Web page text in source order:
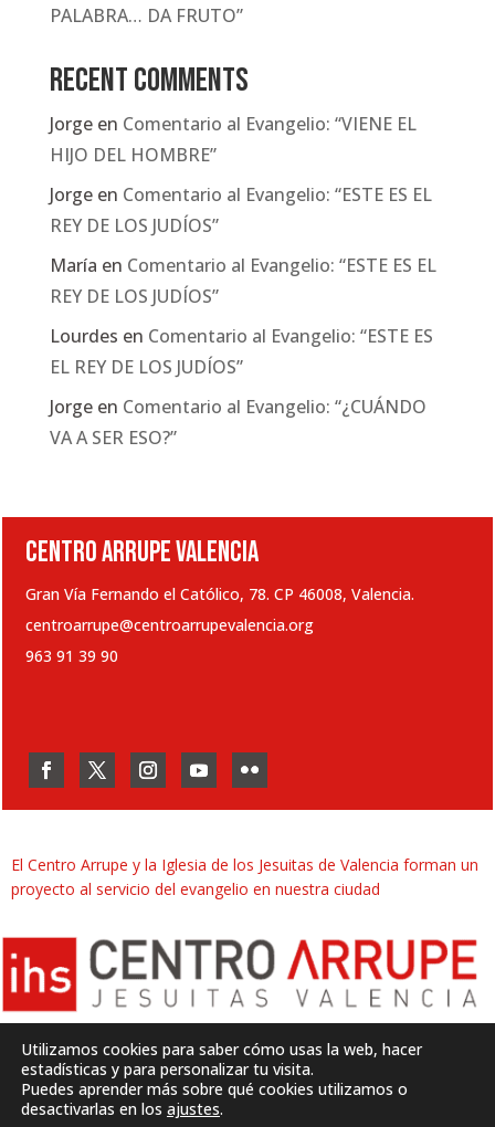
PALABRA… DA FRUTO”
Recent Comments
Jorgeen Comentario al Evangelio: “VIENE EL
HIJO DEL HOMBRE”
Jorgeen Comentario al Evangelio: “ESTE ES EL
REY DE LOS JUDÍOS”
María en Comentario al Evangelio: “ESTE ES EL
REY DE LOS JUDÍOS”
Lourdes en Comentario al Evangelio: “ESTE ES
EL REY DE LOS JUDÍOS”
Jorgeen Comentario al Evangelio: “¿CUÁNDO
VA A SER ESO?”
CENTRO ARRUPE VALENCIA
Gran Vía Fernando el Católico, 78. CP 46008, Valencia.
centroarrupe@centroarrupevalencia.org
963 91 39 90
El Centro Arrupe y la Iglesia de los Jesuitas de Valencia forman un
proyecto al servicio del evangelio en nuestra ciudad
Desarrollado porSJDigital
Utilizamos cookies para saber cómo usas la web, hacer
estadísticas y para personalizar tu visita.
Puedes aprender más sobre qué cookies utilizamos o
desactivarlas en los ajustes.